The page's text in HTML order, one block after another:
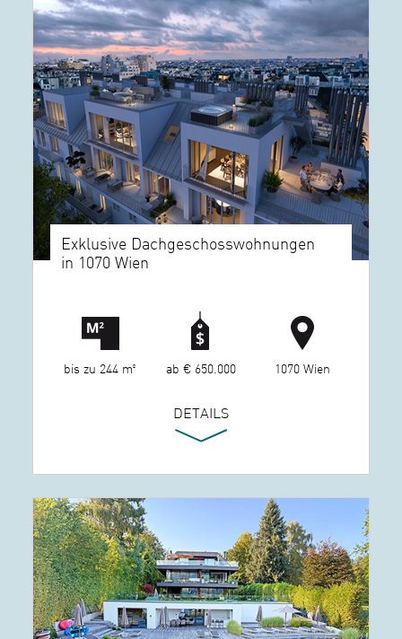
Exklusive Dachgeschosswohnungen
in 1070 Wien
bis zu 244 m² ab € 650.000 1070 Wien
DETAILS